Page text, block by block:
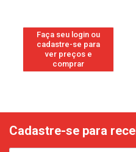
Faça seu login ou
cadastre-se para
ver preços e
comprar
Cadastre-se para